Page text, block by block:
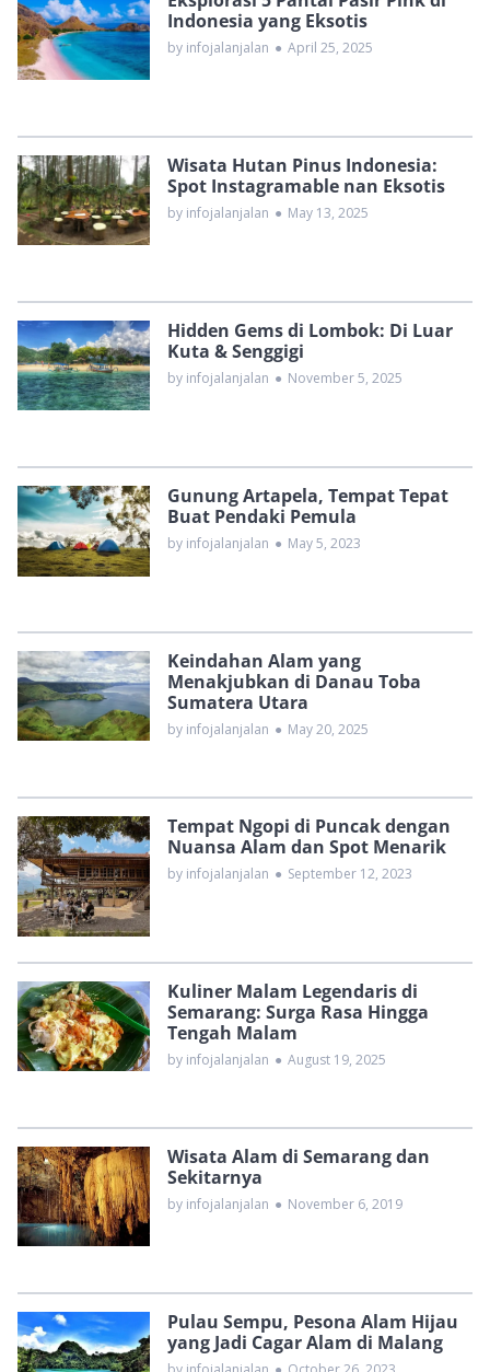
Indonesia yang Eksotis
by infojalanjalan ● April 25, 2025
Wisata Hutan Pinus Indonesia:
Spot Instagramable nan Eksotis
by infojalanjalan ● May 13, 2025
Hidden Gems di Lombok: Di Luar
Kuta & Senggigi
by infojalanjalan ● November 5, 2025
Gunung Artapela, Tempat Tepat
Buat Pendaki Pemula
by infojalanjalan ● May 5, 2023
Keindahan Alam yang
Menakjubkan di Danau Toba
Sumatera Utara
by infojalanjalan ● May 20, 2025
Tempat Ngopi di Puncak dengan
Nuansa Alam dan Spot Menarik
by infojalanjalan ● September 12, 2023
Kuliner Malam Legendaris di
Semarang: Surga Rasa Hingga
Tengah Malam
by infojalanjalan ● August 19, 2025
Wisata Alam di Semarang dan
Sekitarnya
by infojalanjalan ● November 6, 2019
Pulau Sempu, Pesona Alam Hijau
yang Jadi Cagar Alam di Malang